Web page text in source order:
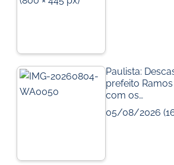
m
Paulista:
prefeito
com os…
05/08/2026